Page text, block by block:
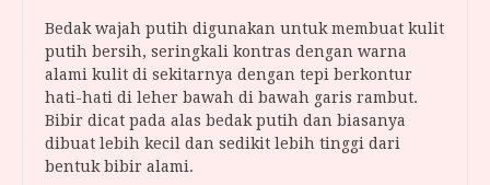
Bedak wajah putih digunakan untuk membuat kulit
putih bersih, seringkali kontras dengan warna
alami kulit di sekitarnya dengan tepi berkontur
hati-hati di leher bawah di bawah garis rambut.
Bibir dicat pada alas bedak putih dan biasanya
dibuat lebih kecil dan sedikit lebih tinggi dari
bentuk bibir alami.